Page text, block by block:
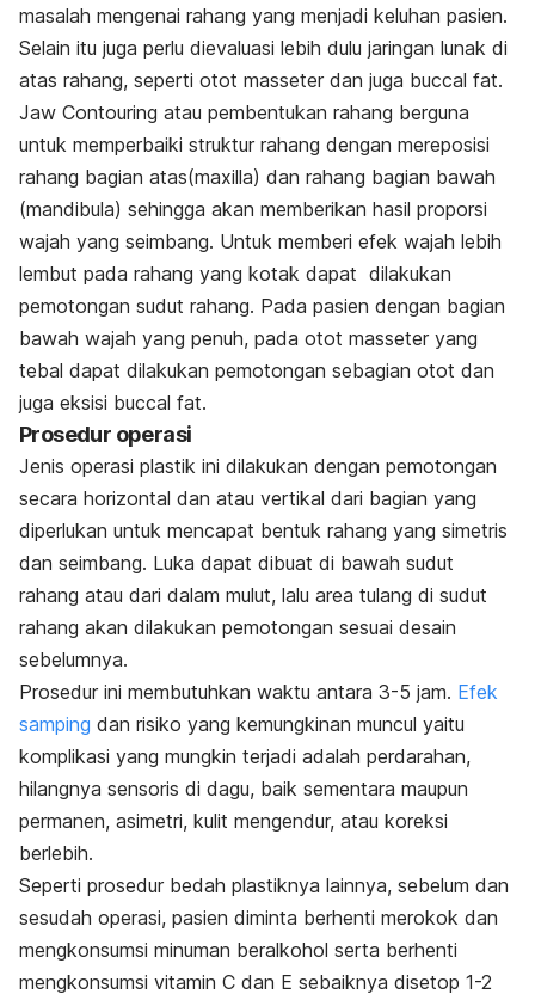
masalah mengenai rahang yang menjadi keluhan pasien.
Selain itu juga perlu dievaluasi lebih dulu jaringan lunak di
atas rahang, seperti otot masseter dan juga buccal fat.
Jaw Contouring atau pembentukan rahang berguna
untuk memperbaiki struktur rahang dengan mereposisi
rahang bagian atas(maxilla) dan rahang bagian bawah
(mandibula) sehingga akan memberikan hasil proporsi
wajah yang seimbang. Untuk memberi efek wajah lebih
lembut pada rahang yang kotak dapat dilakukan
pemotongan sudut rahang. Pada pasien dengan bagian
bawah wajah yang penuh, pada otot masseter yang
tebal dapat dilakukan pemotongan sebagian otot dan
juga eksisi buccal fat.
Prosedur operasi
Jenis operasi plastik ini dilakukan dengan pemotongan
secara horizontal dan atau vertikal dari bagian yang
diperlukan untuk mencapat bentuk rahang yang simetris
dan seimbang. Luka dapat dibuat di bawah sudut
rahang atau dari dalam mulut, lalu area tulang di sudut
rahang akan dilakukan pemotongan sesuai desain
sebelumnya.
Prosedur ini membutuhkan waktu antara 3-5 jam. Efek
samping dan risiko yang kemungkinan muncul yaitu
komplikasi yang mungkin terjadi adalah perdarahan,
hilangnya sensoris di dagu, baik sementara maupun
permanen, asimetri, kulit mengendur, atau koreksi
berlebih.
Seperti prosedur bedah plastiknya lainnya, sebelum dan
sesudah operasi, pasien diminta berhenti merokok dan
mengkonsumsi minuman beralkohol serta berhenti
mengkonsumsi vitamin C dan E sebaiknya disetop 1-2